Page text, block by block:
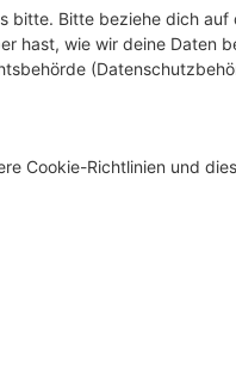
bitte. Bitte beziehe dich
hast, wie wir deine Daten
Cookie-Richtlinien und